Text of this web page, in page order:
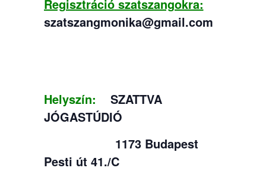
Regisztráció szatszangokra:
szatszangmonika@gmail.com
Helyszín:
SZATTVA
JÓGASTÚDIÓ
1173 Budapest
Pesti út 41./C